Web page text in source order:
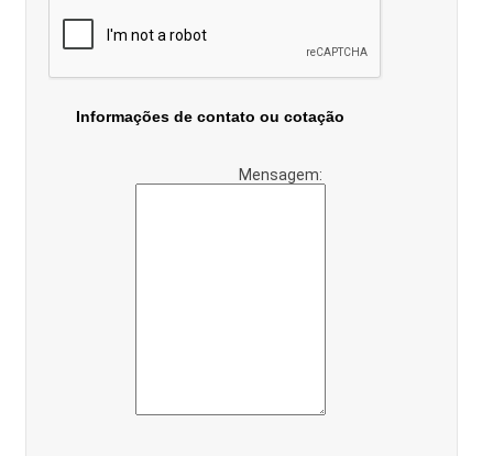
Informações de contato ou cotação
Mensagem: